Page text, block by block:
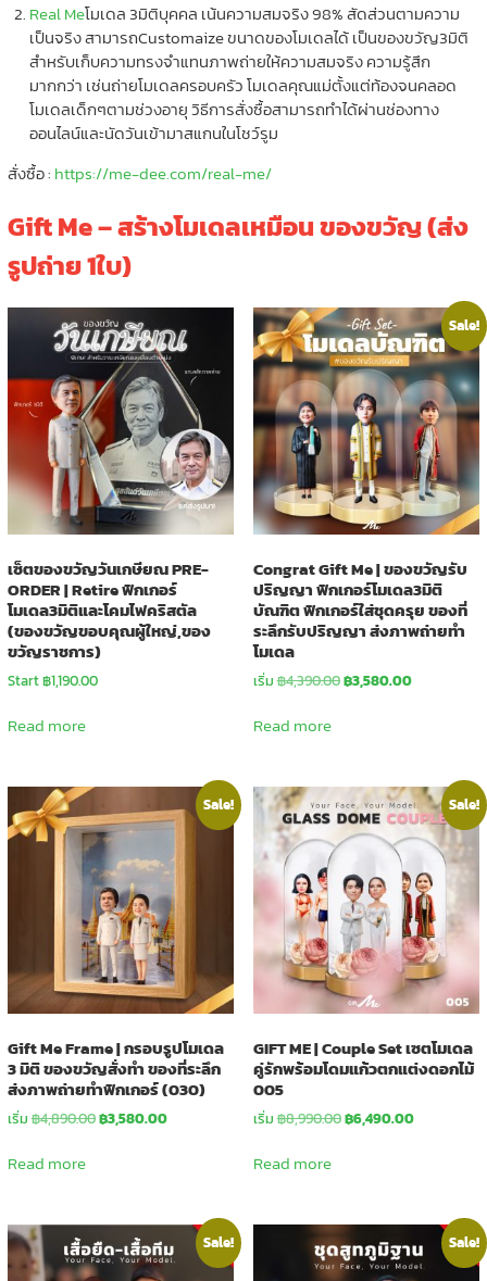
Real Meโมเดล 3มิติบุคคล เน้นความสมจริง 98% สัดส่วนตามความ
เป็นจริง สามารถCustomaize ขนาดของโมเดลได้ เป็นของขวัญ3มิติ
สำหรับเก็บความทรงจำแทนภาพถ่ายให้ความสมจริง ความรู้สึก
มากกว่า เช่นถ่ายโมเดลครอบครัว โมเดลคุณแม่ตั้งแต่ท้องจนคลอด
โมเดลเด็กๆตามช่วงอายุ วิธีการสั่งซื้อสามารถทำได้ผ่านช่องทาง
ออนไลน์และนัดวันเข้ามาสแกนในโชว์รูม
สั่งซื้อ : https://me-dee.com/real-me/
Gift Me – สร้างโมเดลเหมือน ของขวัญ (ส่ง
รูปถ่าย 1ใบ)
เซ็ตของขวัญวันเกษียณ PRE-
ORDER | Retire ฟิกเกอร์
โมเดล3มิติและโคมไฟคริสตัล
(ของขวัญขอบคุณผู้ใหญ่,ของ
ขวัญราชการ)
Start ฿1,190.00
Read more
Sale!
Congrat Gift Me | ของขวัญรับ
ปริญญา ฟิกเกอร์โมเดล3มิติ
บัณฑิต ฟิกเกอร์ใส่ชุดครุย ของที่
ระลึกรับปริญญา ส่งภาพถ่ายทำ
โมเดล
เริ่ม฿4,390.00Original
฿3,580.00Current
Read more
Sale!
Gift Me Frame | กรอบรูปโมเดล
3 มิติ ของขวัญสั่งทำ ของที่ระลึก
ส่งภาพถ่ายทำฟิกเกอร์ (030)
เริ่ม฿4,890.00Original
฿3,580.00Current
Read more
Sale!
GIFT ME | Couple Set เซตโมเดล
คู่รักพร้อมโดมแก้วตกแต่งดอกไม้
005
เริ่ม฿8,990.00Original
฿6,490.00Current
Read more
Sale! Sale!